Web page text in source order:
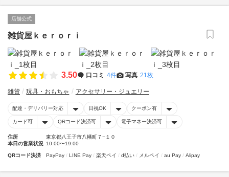
店舗公式
雑貨屋ｋｅｒｏｒｉ
3.50 口コミ 4件 写真 21枚
雑貨 玩具・おもちゃ アクセサリー・ジュエリー
配達・デリバリー対応 日祝OK クーポン有
カード可 QRコード決済可 電子マネー決済可
住所
東京都八王子市八幡町７−１０
本日の営業状況 10:00〜19:00
QRコード決済 PayPay LINE Pay 楽天ペイ d払い メルペイ au Pay Alipay